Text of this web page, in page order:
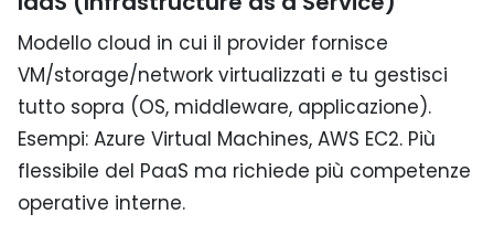
Modello cloud in cui il provider fornisce
VM/storage/network virtualizzati e tu gestisci
tutto sopra (OS, middleware, applicazione).
Esempi: Azure Virtual Machines, AWS EC2. Più
flessibile del PaaS ma richiede più competenze
operative interne.